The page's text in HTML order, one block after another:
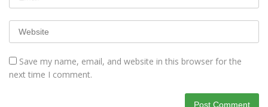
Save my name, email, and website in this browser for the
next time I comment.